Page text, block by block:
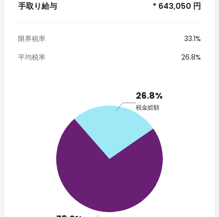
手取り給与 * 643,050 円
限界税率
33.1%
平均税率
26.8%
26.8%
税金総額